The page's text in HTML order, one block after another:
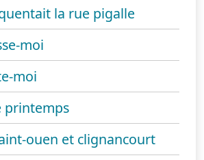
la rue pigalle
moi
moi
printemps
ouen et clignancourt